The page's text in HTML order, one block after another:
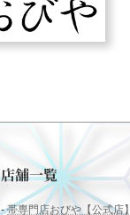
店舗一覧
-帯専門店おびや【公式店】